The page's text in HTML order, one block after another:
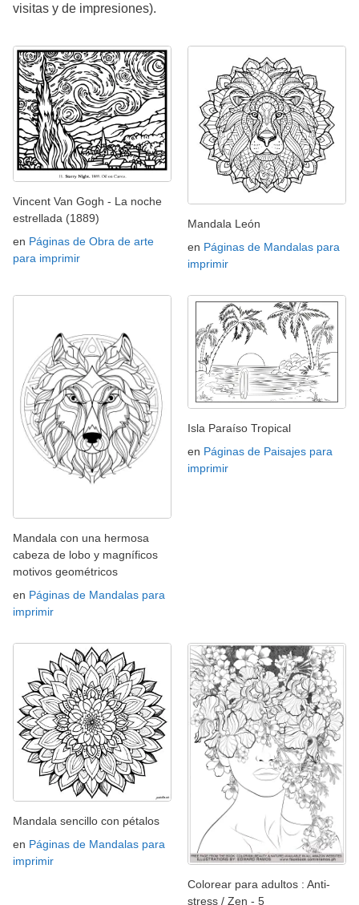
visitas y de impresiones).
Vincent Van Gogh - La noche
estrellada (1889)
en Páginas de Obra de arte
para imprimir
Mandala León
en Páginas de Mandalas para
imprimir
Mandala con una hermosa
cabeza de lobo y magníficos
motivos geométricos
en Páginas de Mandalas para
imprimir
Isla Paraíso Tropical
en Páginas de Paisajes para
imprimir
Mandala sencillo con pétalos
en Páginas de Mandalas para
imprimir
Colorear para adultos : Anti-
stress / Zen - 5